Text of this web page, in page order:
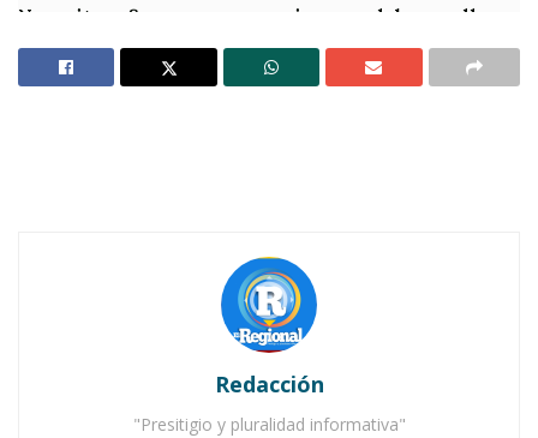
Nayarit reafirma su compromiso con el desarrollo
Gobernador Navarro Quintero refuerza la
nacionales Alejandro Cacho y Paulina
Greenham, el gobernador del estado,
Ángel Navarro Quintero, compartió que Nayarit
Redacción
"Presitigio y pluralidad informativa"